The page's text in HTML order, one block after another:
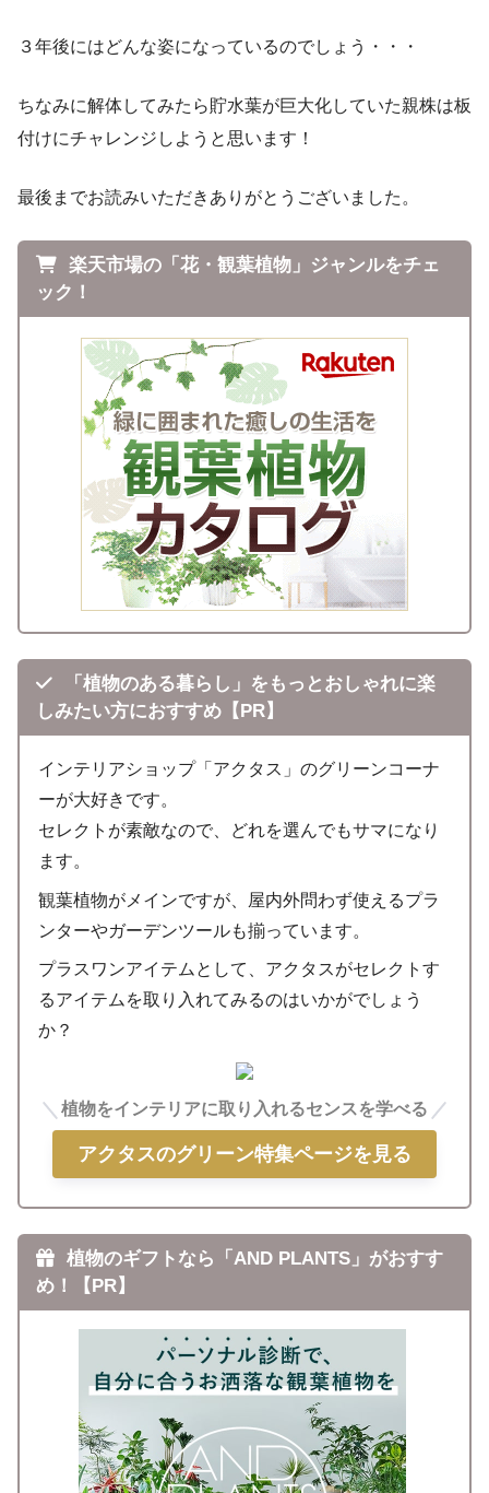
３年後にはどんな姿になっているのでしょう・・・
ちなみに解体してみたら貯水葉が巨大化していた親株は板
付けにチャレンジしようと思います！
最後までお読みいただきありがとうございました。
楽天市場の「花・観葉植物」ジャンルをチェ
ック！
「植物のある暮らし」をもっとおしゃれに楽
しみたい方におすすめ【PR】
インテリアショップ「アクタス」のグリーンコーナ
ーが大好きです。
セレクトが素敵なので、どれを選んでもサマになり
ます。
観葉植物がメインですが、屋内外問わず使えるプラ
ンターやガーデンツールも揃っています。
プラスワンアイテムとして、アクタスがセレクトす
るアイテムを取り入れてみるのはいかがでしょう
か？
植物をインテリアに取り入れるセンスを学べる
アクタスのグリーン特集ページを見る
植物のギフトなら「AND PLANTS」がおすす
め！【PR】